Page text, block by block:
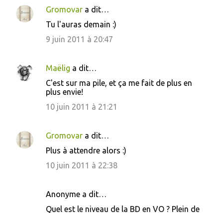
Gromovar a dit…
Tu l'auras demain :)
9 juin 2011 à 20:47
Maëlig a dit…
C'est sur ma pile, et ça me fait de plus en
plus envie!
10 juin 2011 à 21:21
Gromovar a dit…
Plus à attendre alors :)
10 juin 2011 à 22:38
Anonyme a dit…
Quel est le niveau de la BD en VO ? Plein de